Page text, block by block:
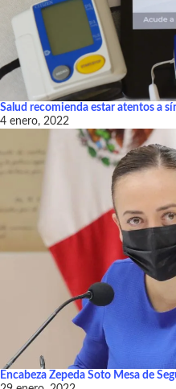
Salud recomienda estar atentos a
4 enero, 2022
Encabeza Zepeda Soto Mesa de